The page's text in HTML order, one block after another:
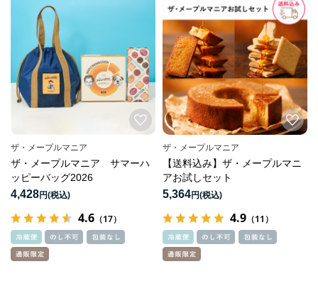
ザ・メープルマニア
ザ・メープルマニア サマーハ
ッピーバッグ2026
4,428円
4.6 （17）
ザ・メープルマニア
【送料込み】ザ・メープルマニ
アお試しセット
5,364円
4.9 （11）